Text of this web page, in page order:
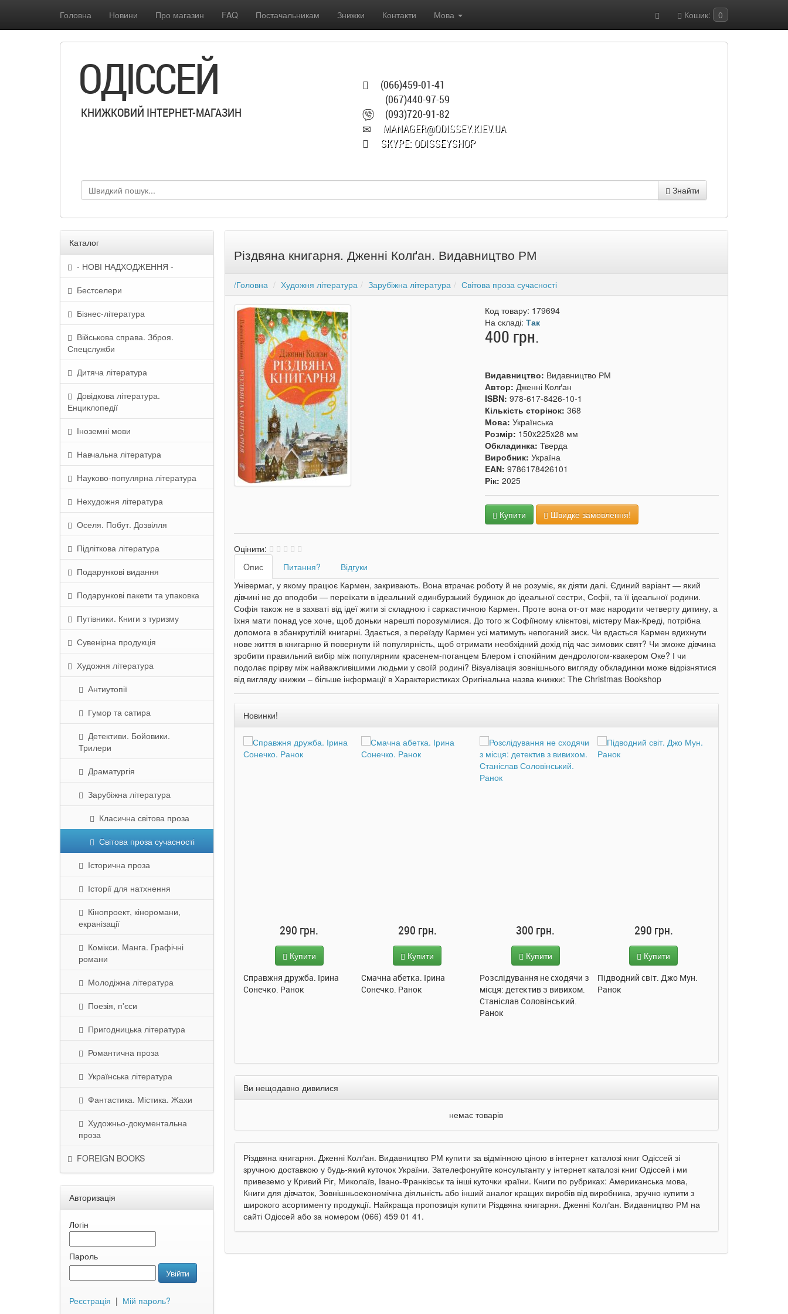
Головна Новини Про магазин FAQ Постачальникам Знижки Контакти Мова Кошик: 0
(066)459-01-41
(067)440-97-59
(093)720-91-82
MANAGER@ODISSEY.KIEV.UA
SKYPE: ODISSEYSHOP
ОДІССЕЙ
КНИЖКОВИЙ ІНТЕРНЕТ-МАГАЗИН
Знайти
Каталог
- НОВІ НАДХОДЖЕННЯ -
Бестселери
Бізнес-література
Військова справа. Зброя.
Спецслужби
Дитяча література
Довідкова література.
Енциклопедії
Іноземні мови
Навчальна література
Науково-популярна література
Нехудожня література
Оселя. Побут. Дозвілля
Підліткова література
Подарункові видання
Подарункові пакети та упаковка
Путівники. Книги з туризму
Сувенірна продукція
Художня література
Антиутопії
Гумор та сатира
Детективи. Бойовики.
Трилери
Драматургія
Зарубіжна література
Класична світова проза
Світова проза сучасності
Історична проза
Історії для натхнення
Кінопроект, кіноромани,
екранізації
Комікси. Манга. Графічні
романи
Молодіжна література
Поезія, п'єси
Пригодницька література
Романтична проза
Українська література
Фантастика. Містика. Жахи
Художньо-документальна
проза
FOREIGN BOOKS
Авторизація
Логін
Пароль
Увійти
Реєстрація | Мій пароль?
Різдвяна книгарня. Дженні Колґан. Видавництво РМ
/Головна Художня література Зарубіжна література Світова проза сучасності
Код товару: 179694
На складі:Так
400 грн.
Видавництво: Видавництво РМ
Автор:Дженні Колґан
ISBN:978-617-8426-10-1
Кількість сторінок:368
Мова:Українська
Розмір: 150x225x28 мм
Обкладинка:Тверда
Виробник:Україна
EAN:9786178426101
Рік:2025
Купити Швидке замовлення!
Оцінити:
Oпис
Питання?
Відгуки
Універмаг, у якому працює Кармен, закривають. Вона втрачає роботу й не розуміє, як діяти далі. Єдиний варіант — який
дівчині не до вподоби — переїхати в ідеальний единбурзький будинок до ідеальної сестри, Софії, та її ідеальної родини.
Софія також не в захваті від ідеї жити зі складною і саркастичною Кармен. Проте вона от-от має народити четверту дитину, а
їхня мати понад усе хоче, щоб доньки нарешті порозумілися. До того ж Софіїному клієнтові, містеру Мак-Креді, потрібна
допомога в збанкрутілій книгарні. Здається, з переїзду Кармен усі матимуть непоганий зиск. Чи вдасться Кармен вдихнути
нове життя в книгарню й повернути їй популярність, щоб отримати необхідний дохід під час зимових свят? Чи зможе дівчина
зробити правильний вибір між популярним красенем-поганцем Блером і спокійним дендрологом-квакером Оке? І чи
подолає прірву між найважливішими людьми у своїй родині? Візуалізація зовнішнього вигляду обкладинки може відрізнятися
від вигляду книжки – більше інформації в Характеристиках Оригінальна назва книжки: The Christmas Bookshop
Новинки!
290 грн.
Купити
Улюблена абетка. Ірина
Таке велике слоненя. Ірина
Сонечко. Ранок
290 грн.
Купити
Справжня дружба. Ірина
Сонечко. Ранок
290 грн.
Купити
Смачна абетка. Ірина
Сонечко. Ранок
300 грн.
Купити
Розслідування не сходячи з
місця: детектив з вивихом.
Станіслав Соловінський.
Ранок
290 грн.
Купити
Підводний світ. Джо Мун.
Ранок
Ви нещодавно дивилися
немає товарів
Різдвяна книгарня. Дженні Колґан. Видавництво РМ купити за відмінною ціною в інтернет каталозі книг Одіссей зі
зручною доставкою у будь-який куточок України. Зателефонуйте консультанту у інтернет каталозі книг Одіссей і ми
привеземо у Кривий Ріг, Миколаїв, Івано-Франківськ та інші куточки країни. Книги по рубриках: Американська мова,
Книги для дівчаток, Зовнішньоекономічна діяльність або інший аналог кращих виробів від виробника, зручно купити з
широкого асортименту продукції. Найкраща пропозиція купити Різдвяна книгарня. Дженні Колґан. Видавництво РМ на
сайті Одіссей або за номером (066) 459 01 41.